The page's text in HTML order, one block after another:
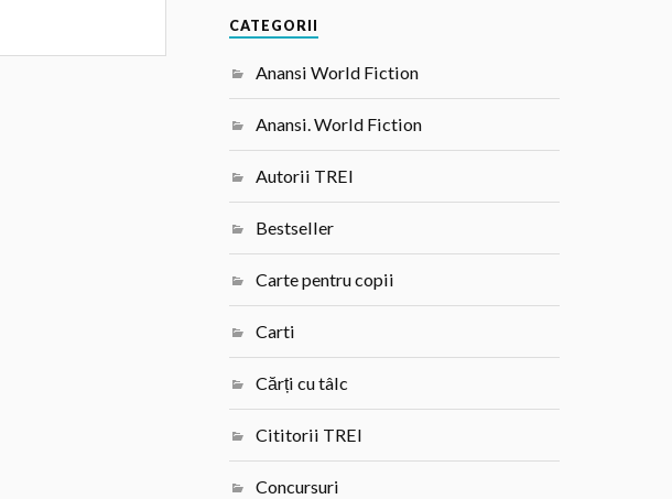
CATEGORII
Anansi World Fiction
Anansi. World Fiction
Autorii TREI
Bestseller
Carte pentru copii
Carti
Cărți cu tâlc
Cititorii TREI
Concursuri